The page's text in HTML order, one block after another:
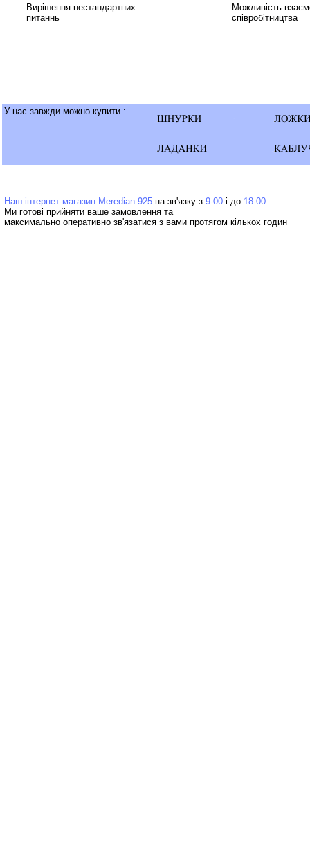
Вирішення нестандартних
питаннь
Можливість
співробітництва
У нас завжди можно купити :
Наш інтернет-магазин Meredian 925 на зв'язку з 9-00 і до 18-00
Ми готові прийняти ваше замовлення та
максимально оперативно зв'язатися з вами протягом кількох годин